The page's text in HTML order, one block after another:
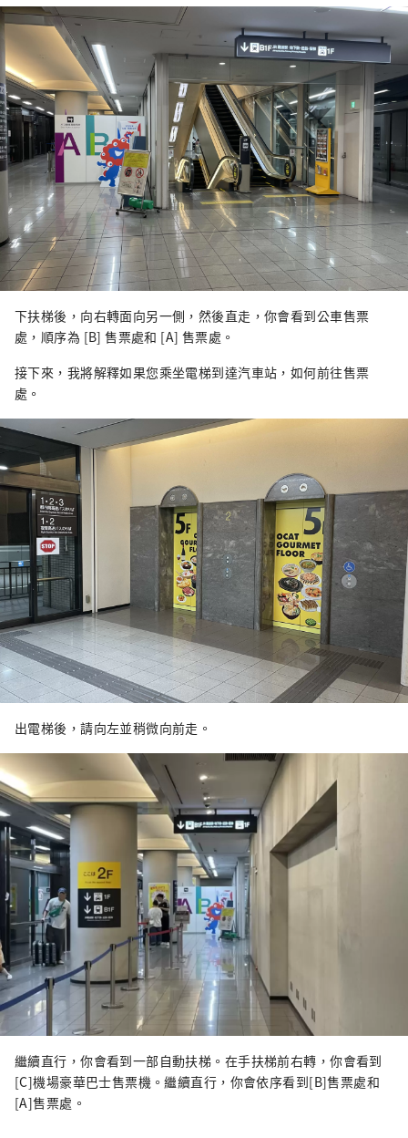
下扶梯後，向右轉面向另一側，然後直走，你會看到公車售票
處，順序為 [B] 售票處和 [A] 售票處。
接下來，我將解釋如果您乘坐電梯到達汽車站，如何前往售票
處。
出電梯後，請向左並稍微向前走。
繼續直行，你會看到一部自動扶梯。在手扶梯前右轉，你會看到
[C]機場豪華巴士售票機。繼續直行，你會依序看到[B]售票處和
[A]售票處。